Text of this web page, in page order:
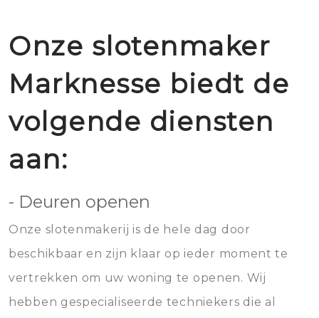
Onze slotenmaker
Marknesse biedt de
volgende diensten
aan:
- Deuren openen
Onze slotenmakerij is de hele dag door
beschikbaar en zijn klaar op ieder moment te
vertrekken om uw woning te openen. Wij
hebben gespecialiseerde techniekers die al